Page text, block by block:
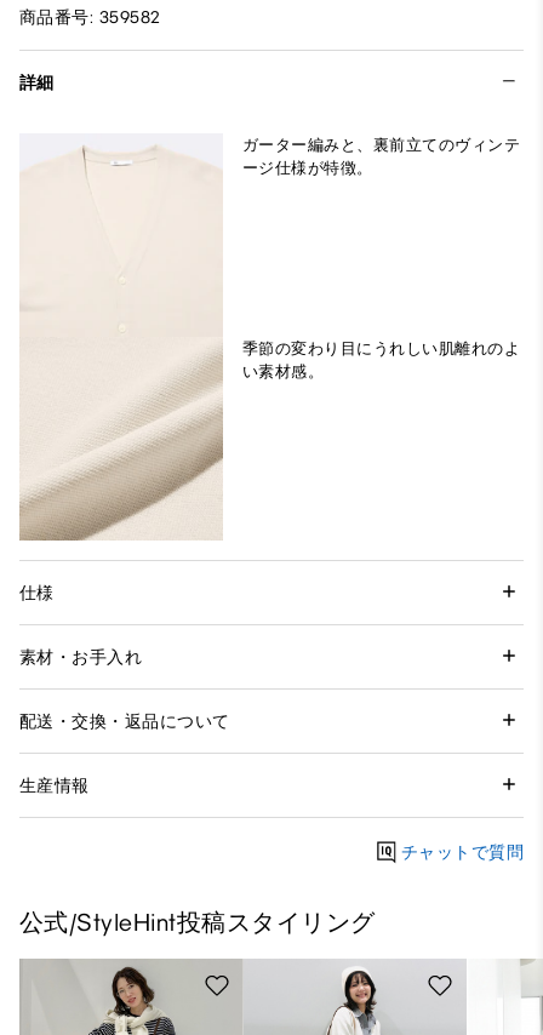
商品番号: 359582
詳細
ガーター編みと、裏前立てのヴィンテ
ージ仕様が特徴。
季節の変わり目にうれしい肌離れのよ
い素材感。
仕様
素材・お手入れ
配送・交換・返品について
生産情報
チャットで質問
公式/StyleHint投稿スタイリング